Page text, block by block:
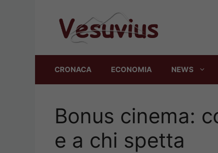
CRONACA ECONOMIA NEWS
Bonus cinema:
e a chi spetta